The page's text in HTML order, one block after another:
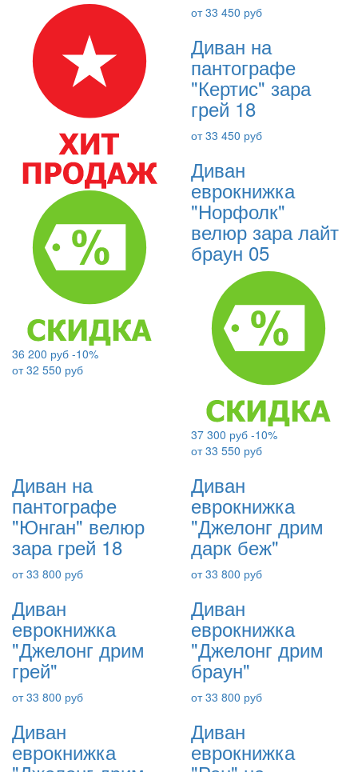
36 200 руб -10%
от 32 550 руб
от 33 450 руб
Диван на
пантографе
"Кертис" зара
грей 18
от 33 450 руб
Диван
еврокнижка
"Норфолк"
велюр зара лайт
браун 05
37 300 руб -10%
от 33 550 руб
Диван на
пантографе
"Юнган" велюр
зара грей 18
от 33 800 руб
Диван
еврокнижка
"Джелонг дрим
дарк беж"
от 33 800 руб
Диван
еврокнижка
"Джелонг дрим
грей"
от 33 800 руб
Диван
еврокнижка
"Джелонг дрим
браун"
от 33 800 руб
Диван
еврокнижка
Диван
еврокнижка